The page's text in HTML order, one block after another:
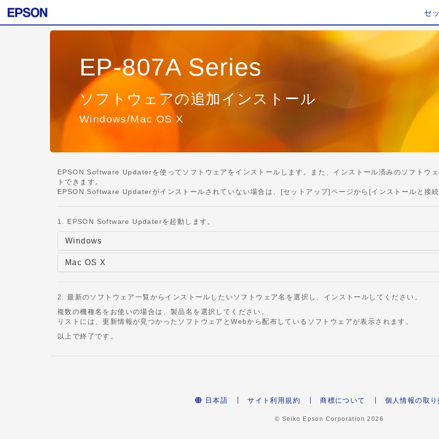
セ
EP-807A Series
ソフトウェアの追加インストール
Windows/Mac OS X
EPSON Software Updaterを使ってソフトウェアをインストールします。また、インストール済みのソフトウ
トできます。
EPSON Software Updaterがインストールされていない場合は、[セットアップ]ページから[インストールと接続
1. EPSON Software Updaterを起動します。
Windows
Mac OS X
2. 最新のソフトウェア一覧からインストールしたいソフトウェア名を選択し、インストールしてください。
複数の機種名をお使いの場合は、製品名を選択してください。
リストには、更新情報が見つかったソフトウェアとWebから配布しているソフトウェアが表示されます。
以上で終了です。
日本語 サイト利用規約 商標について 個人情報の取
© Seiko Epson Corporation2026